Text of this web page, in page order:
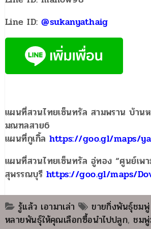
Line ID:@sukanyathaig
แผนที่สวนไทยเซ็นทรัล สามพราน บ้าน
มณฑลสาย6
แผนที่กูเกิ้ลhttps://goo.gl/maps/
แผนที่สวนไทยเซ็นทรัล อู่ทอง “ศูนย์เพา
สุพรรณบุรี https://goo.gl/maps/
รู้แล้ว เอามาเล่า
ขายกิ่งพันธุ์ชม
หลายพันธุ์ให้คุณเลือกซื้อนำไปปลูก,ชมพู่